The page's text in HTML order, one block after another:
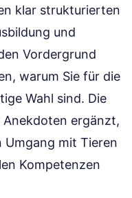
klar strukturierten
und
Vordergrund
warum Sie für die
Wahl sind. Die
ergänzt,
Umgang mit Tieren
Kompetenzen